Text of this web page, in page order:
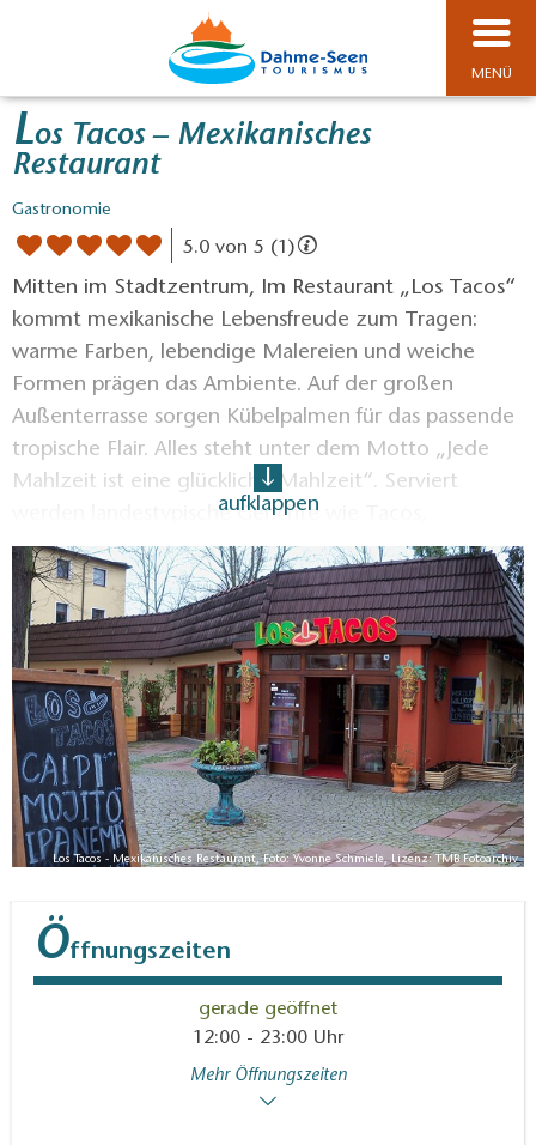
MENÜ
Los Tacos – Mexikanisches
Restaurant
Gastronomie
5.0 von 5 (1)
Mitten im Stadtzentrum, Im Restaurant „Los Tacos“
kommt mexikanische Lebensfreude zum Tragen:
warme Farben, lebendige Malereien und weiche
Formen prägen das Ambiente. Auf der großen
Außenterrasse sorgen Kübelpalmen für das passende
tropische Flair. Alles steht unter dem Motto „Jede
Mahlzeit ist eine glückliche Mahlzeit“. Serviert
werden landestypische Gerichte wie Tacos,
Enchiladas und Burritos. Auch Burger und Salate
stehen auf der Speisekarte. Die Küche würzt pikant
für den europäischen Gaumen. Nach dem Mahl oder
bei einer gemütlichen Runde mit Freunden
empfehlen sich verschiedene Cocktails, kunstvoll
gemixt.
aufklappen
Los Tacos - Mexikanisches Restaurant, Foto: Yvonne Schmiele, Lizenz: TMB Fotoarchiv
Öffnungszeiten
gerade geöffnet
12:00 - 23:00 Uhr
Mehr Öffnungszeiten